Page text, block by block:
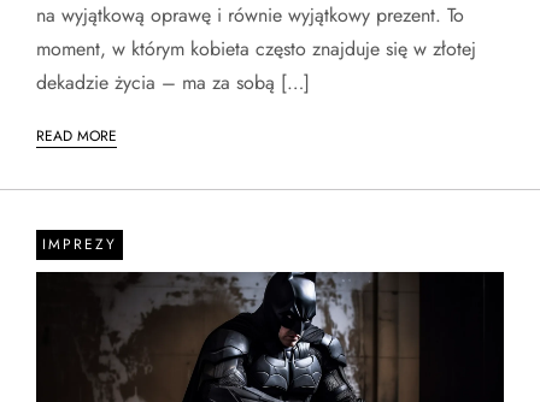
na wyjątkową oprawę i równie wyjątkowy prezent. To
moment, w którym kobieta często znajduje się w złotej
dekadzie życia – ma za sobą […]
READ MORE
IMPREZY